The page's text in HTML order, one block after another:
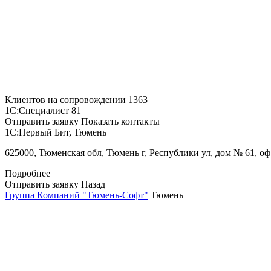
Клиентов на сопровождении 1363
1С:Специалист 81
Отправить заявку Показать контакты
1С:Первый Бит, Тюмень
625000, Тюменская обл, Тюмень г, Республики ул, дом № 61,
Подробнее
Отправить заявку Назад
Группа Компаний "Тюмень-Софт" Тюмень